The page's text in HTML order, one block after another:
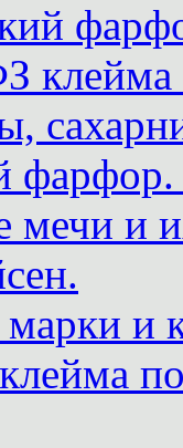
фарфор.
мечи и
и